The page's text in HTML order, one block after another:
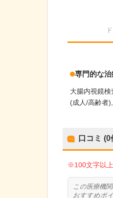
専門的な
大腸内視鏡検
(成人/高齢者)
口コミ (0
※100文字以